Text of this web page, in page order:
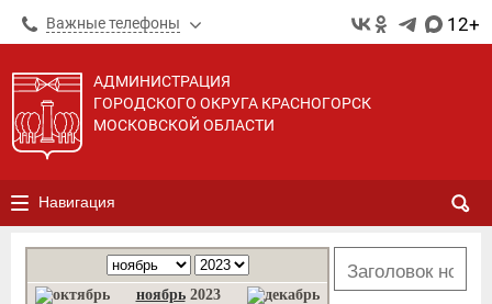
Важные телефоны 12+
АДМИНИСТРАЦИЯ
ГОРОДСКОГО ОКРУГА КРАСНОГОРСК
МОСКОВСКОЙ ОБЛАСТИ
Навигация
ноябрь 2023